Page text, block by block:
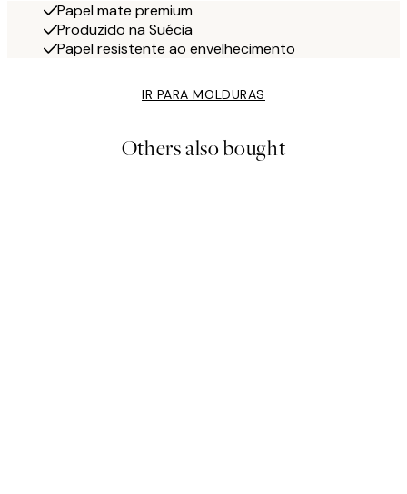
Papel mate premium
Produzido na Suécia
Papel resistente ao envelhecimento
IR PARA MOLDURAS
Others also bought